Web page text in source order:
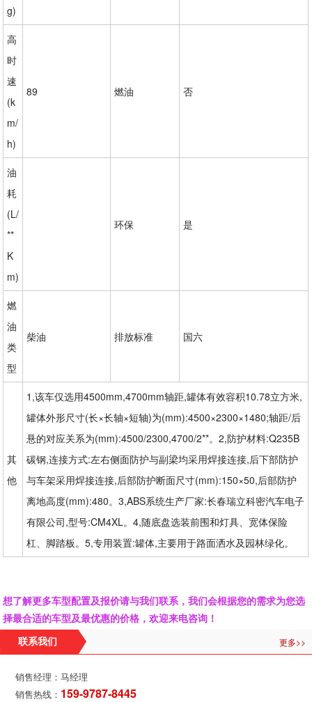
g)
高
时
速
(k
m/
h)
89 燃油 否
油
耗
(L/
**
K
m)
环保 是
燃
油
类
型
柴油 排放标准 国六
其
他
1,该车仅选用4500mm,4700mm轴距,罐体有效容积10.78立方米,
罐体外形尺寸(长×长轴×短轴)为(mm):4500×2300×1480;轴距/后
悬的对应关系为(mm):4500/2300,4700/2**。2,防护材料:Q235B
碳钢,连接方式:左右侧面防护与副梁均采用焊接连接,后下部防护
与车架采用焊接连接,后部防护断面尺寸(mm):150×50,后部防护
离地高度(mm):480。3,ABS系统生产厂家:长春瑞立科密汽车电子
有限公司,型号:CM4XL。4,随底盘选装前围和灯具、宽体保险
杠、脚踏板。5,专用装置:罐体,主要用于路面洒水及园林绿化。
想了解更多车型配置及报价请与我们联系，我们会根据您的需求为您选
择最合适的车型及最优惠的价格，欢迎来电咨询！
联系我们 更多>>
销售经理：马经理
销售热线： 159-9787-8445